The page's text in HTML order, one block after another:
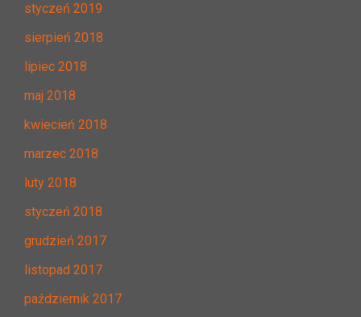
styczeń 2019
sierpień 2018
lipiec 2018
maj 2018
kwiecień 2018
marzec 2018
luty 2018
styczeń 2018
grudzień 2017
listopad 2017
październik 2017